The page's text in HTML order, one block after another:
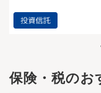
リスクが存在すること
はもちろん、投資信託
る際は余剰資金で行い
まっても、日常生活に
買できるのはメリット
しないよう注意しまし
うえで、特に大きいメ
て解説していきます。
却（損切り）してしま
証券で一人で取引され
られているように、「
トを解説投資信託とは
をひとつの資金として
株式や債券などに投
あくまで専門家であり
は可能です（継続での
事項・配当金等は口
け取るためには、配当
保険・税のお